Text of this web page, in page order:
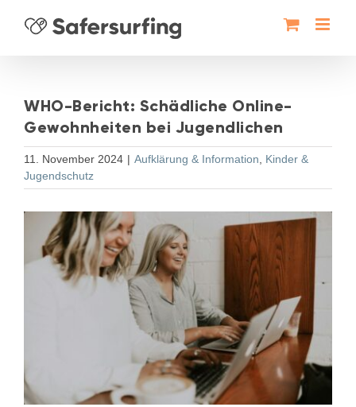
Inhalt
WHO-Bericht: Schädliche Online-
Gewohnheiten bei Jugendlichen
11. November 2024 | Aufklärung & Information
Kinder &
Jugendschutz
grösseres
Bild